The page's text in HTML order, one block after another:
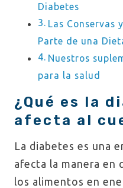
Diabetes
Las Conservas
Parte de una
Nuestros
para la salud
¿Qué es la
afecta al
La diabetes es una
afecta la manera en
los alimentos en